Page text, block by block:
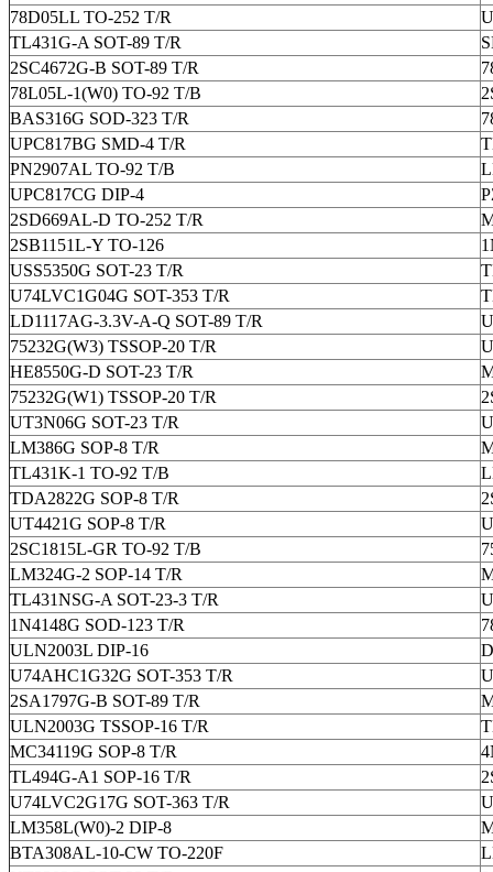
78D05LL TO-252 T/R
TL431G-A SOT-89 T/R
2SC4672G-B SOT-89 T/R
78L05L-1(W0) TO-92 T/B
BAS316G SOD-323 T/R
UPC817BG SMD-4 T/R
PN2907AL TO-92 T/B
UPC817CG DIP-4
2SD669AL-D TO-252 T/R
2SB1151L-Y TO-126
USS5350G SOT-23 T/R
U74LVC1G04G SOT-353 T/R
LD1117AG-3.3V-A-Q SOT-89 T/R
75232G(W3) TSSOP-20 T/R
HE8550G-D SOT-23 T/R
75232G(W1) TSSOP-20 T/R
UT3N06G SOT-23 T/R
LM386G SOP-8 T/R
TL431K-1 TO-92 T/B
TDA2822G SOP-8 T/R
UT4421G SOP-8 T/R
2SC1815L-GR TO-92 T/B
LM324G-2 SOP-14 T/R
TL431NSG-A SOT-23-3 T/R
1N4148G SOD-123 T/R
ULN2003L DIP-16
U74AHC1G32G SOT-353 T/R
2SA1797G-B SOT-89 T/R
ULN2003G TSSOP-16 T/R
MC34119G SOP-8 T/R
TL494G-A1 SOP-16 T/R
U74LVC2G17G SOT-363 T/R
LM358L(W0)-2 DIP-8
BTA308AL-10-CW TO-220F